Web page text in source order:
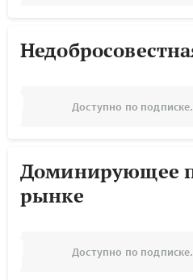
Доступно по подписке.
Доминирующее
рынке
Доступно по подписке.